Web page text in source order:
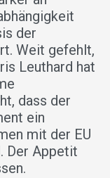
der
Weit gefehlt,
Leuthard hat
dass der
ein
mit der EU
Der Appetit